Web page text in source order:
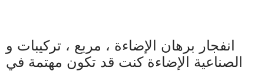
انفجار برهان الإضاءة ، مربع ، تركيبات و
الصناعية الإضاءة كنت قد تكون مهتمة في